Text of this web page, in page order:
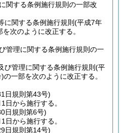
関する条例施行規則の一部改
に関する条例施行規則 (平成7年
を次のように改正する。
管理に関する条例施行規則の一
び管理に関する条例施行規則 (平
)の一部を次のように改正する。
日規則第43号)
日から施行する。
日規則第6号)
日から施行する。
日規則第14号)